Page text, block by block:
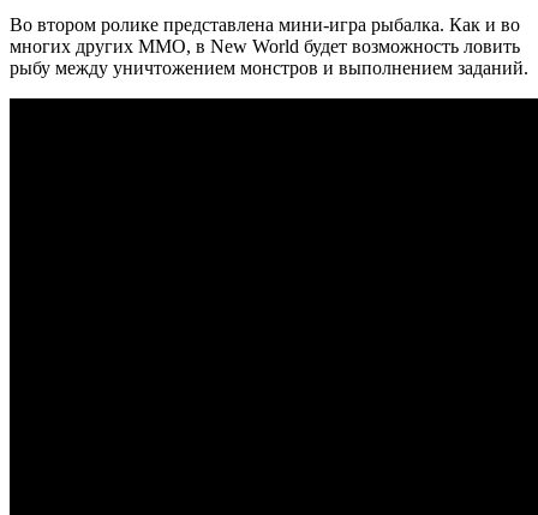
Во втором ролике представлена мини-игра рыбалка. Как и во
многих других MMO, в New World будет возможность ловить
рыбу между уничтожением монстров и выполнением заданий.